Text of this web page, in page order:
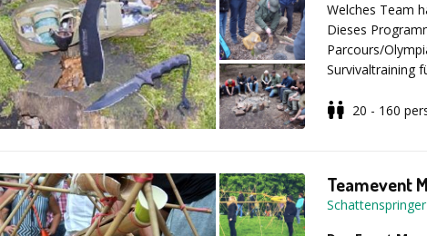
Welches Team
Dieses
Parcours/
Survivaltraining
3
begeben Sie
Teilnehmern
Team holt die
20 - 160
Teamevent